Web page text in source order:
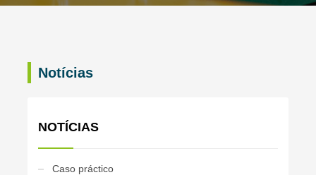
Notícias
NOTÍCIAS
Caso práctico